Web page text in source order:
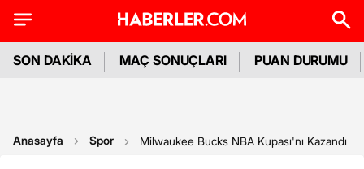
SON DAKİKA MAÇ SONUÇLARI PUAN DURUMU
Anasayfa Spor Milwaukee Bucks NBA Kupası'nı Kazandı